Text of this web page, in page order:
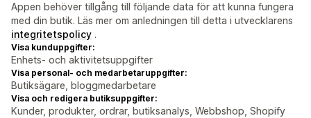
Appen behöver tillgång till följande data för att kunna fungera
med din butik. Läs mer om anledningen till detta i utvecklarens
integritetspolicy .
Visa kunduppgifter:
Enhets- och aktivitetsuppgifter
Visa personal- och medarbetaruppgifter:
Butiksägare, bloggmedarbetare
Visa och redigera butiksuppgifter:
Kunder, produkter, ordrar, butiksanalys, Webbshop, Shopify